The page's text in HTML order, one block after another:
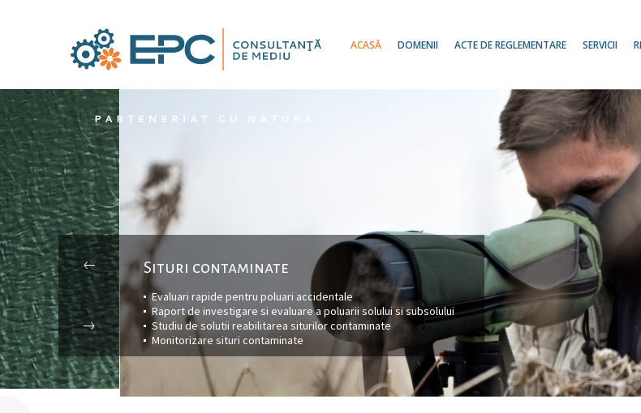
ACASĂ DOMENII ACTE DE REGLEMENTARE SERVICII
Situri contaminate
Evaluari rapide pentru poluari accidentale
Raport de investigare si evaluare a poluarii solului si subsolului
Studiu de solutii reabilitarea siturilor contaminate
Monitorizare situri contaminate